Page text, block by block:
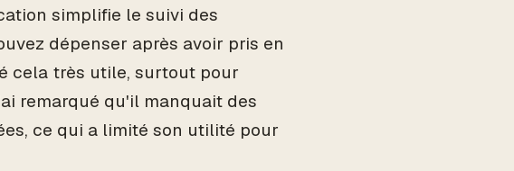
simplifie le suivi des
dépenser après avoir pris en
cela très utile, surtout pour
remarqué qu'il manquait des
ce qui a limité son utilité pour